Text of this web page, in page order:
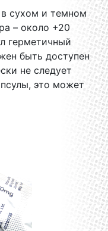
сухом и темном
– около +20
герметичный
быть доступен
не следует
это может